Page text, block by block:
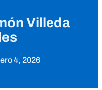
Villeda
4, 2026